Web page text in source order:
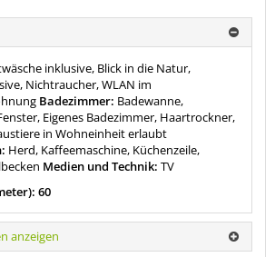
inklusive, Blick in die Natur,
Nichtraucher, WLAN im
Badezimmer: Badewanne,
Eigenes Badezimmer, Haartrockner,
in Wohneinheit erlaubt
Herd, Kaffeemaschine, Küchenzeile,
Medien und Technik: TV
60
anzeigen